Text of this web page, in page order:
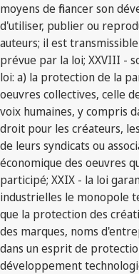
moyens de financer son
d'utiliser, publier ou
auteurs; il est
prévue par la loi; XXVIII -
loi: a) la protection de la
oeuvres collectives, celle
voix humaines, y compris
droit pour les créateurs,
de leurs syndicats ou
économique des oeuvres
participé; XXIX - la loi
industrielles le monopole
que la protection des
des marques, noms
dans un esprit de
développement